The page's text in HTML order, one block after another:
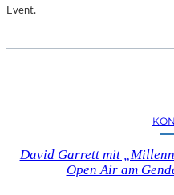
Event.
David Garrett mit
Open Air am